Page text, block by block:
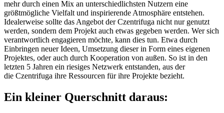
mehr durch einen Mix an unterschiedlichsten Nutzern eine
größtmögliche Vielfalt und inspirierende Atmosphäre entstehen.
Idealerweise sollte das Angebot der Czentrifuga nicht nur genutzt
werden, sondern dem Projekt auch etwas gegeben werden. Wer sich
verantwortlich engagieren möchte, kann dies tun. Etwa durch
Einbringen neuer Ideen, Umsetzung dieser in Form eines eigenen
Projektes, oder auch durch Kooperation von außen. So ist in den
letzten 5 Jahren ein riesiges Netzwerk entstanden, aus der
die Czentrifuga ihre Ressourcen für ihre Projekte bezieht.
Ein kleiner Querschnitt daraus: